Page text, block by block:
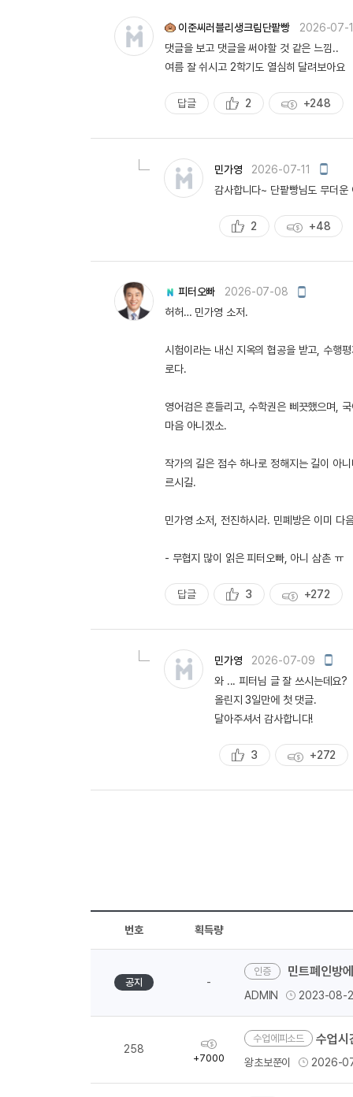
이준씨러블리생크림단팥빵
2026-07-
댓글을 보고 댓글을 써야할 것 같은 느낌..
여름 잘 쉬시고 2학기도 열심히 달려보아요
답글
추
천
2
획
득
+248
민가영 2026-07-11
모
일
성
감사합니다~ 단팥빵님도 무더운
추
2
획
+48
피터오빠 2026-07-08
모
성
허허… 민가영 소저.
시험이라는 내신 지옥의 협공을 받고, 수행
로다.
영어검은 흔들리고, 수학권은 삐끗했으며,
마음 아니겠소.
작가의 길은 점수 하나로 정해지는 길이 아
르시길.
민가영 소저, 전진하시라. 민폐방은 이미 다
- 무협지 많이 읽은 피터오빠, 아니 삼촌 ㅠ
답글
추
천
3
획
득
+272
민가영 2026-07-09
모
일
와 ... 피터님 글 잘 쓰시는데요?
올린지 3일만에 첫 댓글.
달아주셔서 감사합니다!
추
천
3
획
득
+272
번호 획득량
공지 -
민트폐인방
ADMIN 2023-08-
258
획
득
+7000
수업에피소드 수업시
왕초보쭌이 2026-